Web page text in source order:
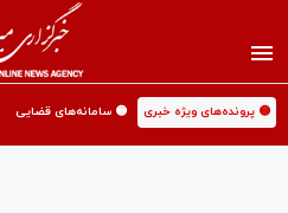
🟡 پرونده‌های ویژه خبری 🟡 سامانه‌های قضایی